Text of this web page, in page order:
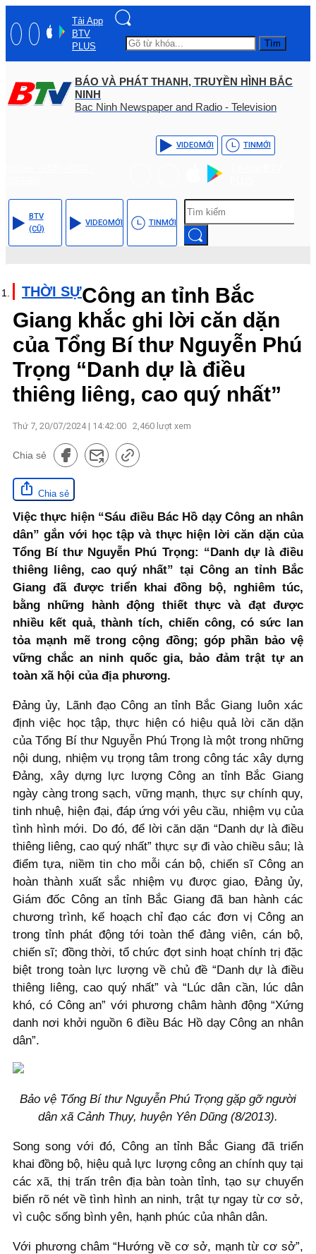
Tải App
BTV
PLUS
Tìm
BÁO VÀ PHÁT THANH, TRUYỀN HÌNH BẮC
NINH
Bac Ninh Newspaper and Radio - Television
VIDEOMỚI TINMỚI
BTV
(CŨ)
VIDEOMỚI TINMỚI
THỜI SỰCông an tỉnh Bắc
Giang khắc ghi lời căn dặn
của Tổng Bí thư Nguyễn Phú
Trọng “Danh dự là điều
thiêng liêng, cao quý nhất”
Thứ 7, 20/07/2024 | 14:42:00 2,460 lượt xem
Chia sẻ
Chia sẻ
Việc thực hiện “Sáu điều Bác Hồ dạy Công an nhân
dân” gắn với học tập và thực hiện lời căn dặn của
Tổng Bí thư Nguyễn Phú Trọng: “Danh dự là điều
thiêng liêng, cao quý nhất” tại Công an tỉnh Bắc
Giang đã được triển khai đồng bộ, nghiêm túc,
bằng những hành động thiết thực và đạt được
nhiều kết quả, thành tích, chiến công, có sức lan
tỏa mạnh mẽ trong cộng đồng; góp phần bảo vệ
vững chắc an ninh quốc gia, bảo đảm trật tự an
toàn xã hội của địa phương.
Đảng ủy, Lãnh đạo Công an tỉnh Bắc Giang luôn xác
định việc học tập, thực hiện có hiệu quả lời căn dặn
của Tổng Bí thư Nguyễn Phú Trọng là một trong những
nội dung, nhiệm vụ trọng tâm trong công tác xây dựng
Đảng, xây dựng lực lượng Công an tỉnh Bắc Giang
ngày càng trong sạch, vững mạnh, thực sự chính quy,
tinh nhuệ, hiện đại, đáp ứng với yêu cầu, nhiệm vụ của
tình hình mới. Do đó, để lời căn dặn “Danh dự là điều
thiêng liêng, cao quý nhất” thực sự đi vào chiều sâu; là
điểm tựa, niềm tin cho mỗi cán bộ, chiến sĩ Công an
hoàn thành xuất sắc nhiệm vụ được giao, Đảng ủy,
Giám đốc Công an tỉnh Bắc Giang đã ban hành các
chương trình, kế hoạch chỉ đạo các đơn vị Công an
trong tỉnh phát động tới toàn thể đảng viên, cán bộ,
chiến sĩ; đồng thời, tổ chức đợt sinh hoạt chính trị đặc
biệt trong toàn lực lượng về chủ đề “Danh dự là điều
thiêng liêng, cao quý nhất” và “Lúc dân cần, lúc dân
khó, có Công an” với phương châm hành động “Xứng
danh nơi khởi nguồn 6 điều Bác Hồ dạy Công an nhân
dân”.
Bảo vệ Tổng Bí thư Nguyễn Phú Trọng gặp gỡ người
dân xã Cảnh Thụy, huyện Yên Dũng (8/2013).
Song song với đó, Công an tỉnh Bắc Giang đã triển
khai đồng bộ, hiệu quả lực lượng công an chính quy tại
các xã, thị trấn trên địa bàn toàn tỉnh, tạo sự chuyển
biến rõ nét về tình hình an ninh, trật tự ngay từ cơ sở,
vì cuộc sống bình yên, hạnh phúc của nhân dân.
Với phương châm “Hướng về cơ sở, mạnh từ cơ sở”,